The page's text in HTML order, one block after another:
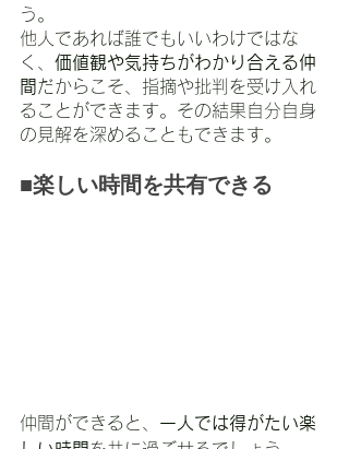
う。
他人であれば誰でもいいわけではな
く、 価値観や気持ちがわかり合える仲
間だからこそ、指摘や批判を受け入れ
ることができます。その結果自分自身
の見解を深めることもできます。
■楽しい時間を共有できる
仲間ができると、 一人では得がたい楽